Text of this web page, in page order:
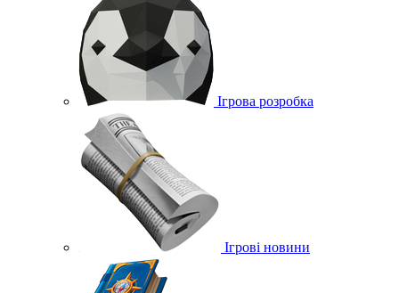
Ігрова розробка
Ігрові новини